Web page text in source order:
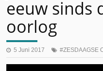
eeuw sinds
oorlog
5 Juni 2017 ZESDAAGSE